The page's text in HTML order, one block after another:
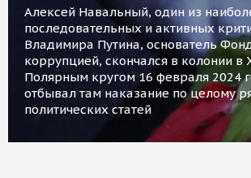
Алексей Навальный, один из
последовательных и активных
Владимира Путина, основатель
коррупцией, скончался в колонии в
Полярным кругом 16 февраля 2024
отбывал там наказание по целому
политических статей